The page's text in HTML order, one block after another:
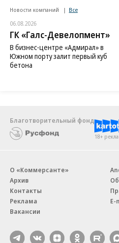
Новости компаний Все
06.08.2026
ГК «Галс-Девелопмент»
В бизнес-центре «Адмирал» в
Южном порту залит первый куб
бетона
Благотворительный фонд
18+
О «Коммерсанте»
Архив
Контакты
Реклама
Вакансии
E-